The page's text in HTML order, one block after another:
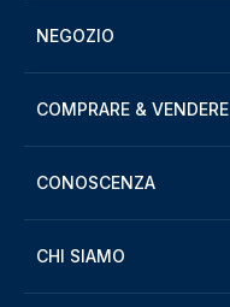
NEGOZIO
COMPRARE & VENDERE
CONOSCENZA
CHI SIAMO